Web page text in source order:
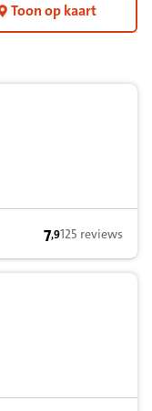
Toon op kaart
7,9 op basis van
7,9125 reviews